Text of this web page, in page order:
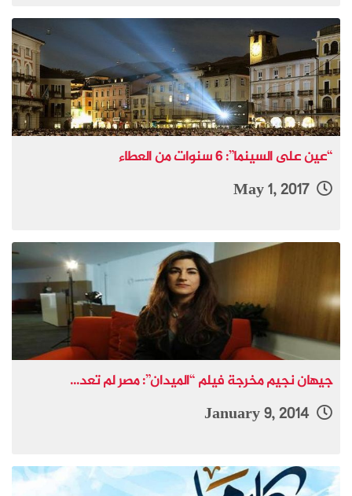
“عين على السينما”: 6 سنوات من العطاء
May 1, 2017
جيهان نجيم مخرجة فيلم “الميدان”: مصر لم تعد...